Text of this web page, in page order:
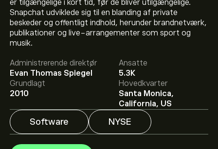
er tilgængelige i kort tid, før de bliver utilgængelige.
Snapchat udviklede sig til en blanding af private
beskeder og offentligt indhold, herunder brandnetværk,
publikationer og live-arrangementer som sport og
musik.
Administrerende direktør
Evan Thomas Spiegel
Ansatte
5.3K
Grundlagt
2010
Hovedkvarter
Santa Monica,
California, US
Software NYSE
Den aktuelle SNAP-aktiekurs er 5.33‎$‎.
Det gennemsnitlige kursmål for Snapchat Inc er 5.33‎$‎.
Tilmeld digpå eToro for at se analytikernes
aktieanbefaling og kursmål.
Aktieanalytikeres forventninger og prognoser for
Snapchat Inc bygger på markedstrends, finansielle
rapporter og forventet vækst. Se den nyeste prognose